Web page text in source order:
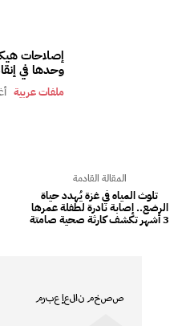
إصلاحات
وحدها في
ملفات عربية
المقالة القادمة
تلوث المياه في غزة يُهدد حياة
الرضع.. إصابة نادرة لطفلة عمرها
3 أشهر تكشف كارثة صحية صامتة